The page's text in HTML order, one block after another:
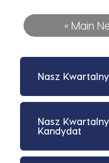
« Main
Nasz
Nasz
Kandydat